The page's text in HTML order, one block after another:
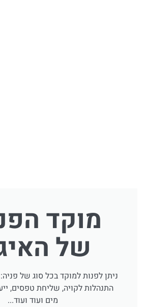
מוקד
של
ניתן לפנות למוקד בכל סוג של פניה:
התנהלות לקויה, שליחת טפסים,
מים ועוד ועוד...